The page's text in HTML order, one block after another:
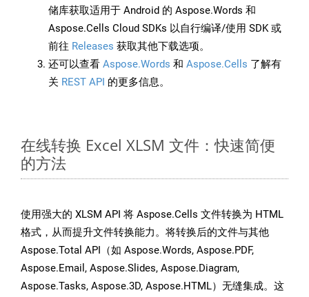
储库获取适用于 Android 的 Aspose.Words 和
Aspose.Cells Cloud SDKs 以自行编译/使用 SDK 或
前往 Releases 获取其他下载选项。
还可以查看 Aspose.Words 和 Aspose.Cells 了解有
关 REST API 的更多信息。
在线转换 Excel XLSM 文件：快速简便
的方法
使用强大的 XLSM API 将 Aspose.Cells 文件转换为 HTML
格式，从而提升文件转换能力。将转换后的文件与其他
Aspose.Total API（如 Aspose.Words, Aspose.PDF,
Aspose.Email, Aspose.Slides, Aspose.Diagram,
Aspose.Tasks, Aspose.3D, Aspose.HTML）无缝集成。这